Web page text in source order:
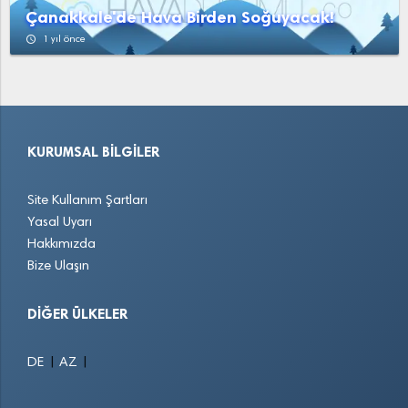
Çanakkale'de Hava Birden Soğuyacak!
access_time 1 yıl önce
KURUMSAL BILGILER
Site Kullanım Şartları
Yasal Uyarı
Hakkımızda
Bize Ulaşın
DIĞER ÜLKELER
DE AZ